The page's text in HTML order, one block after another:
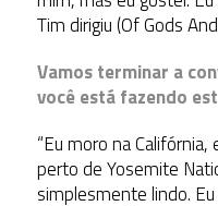
Tim dirigiu (Of Gods
Vamos terminar a
você está fazendo
“Eu moro na
perto de Yosemite
simplesmente lindo.